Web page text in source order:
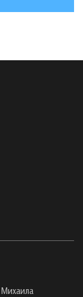
Михаила